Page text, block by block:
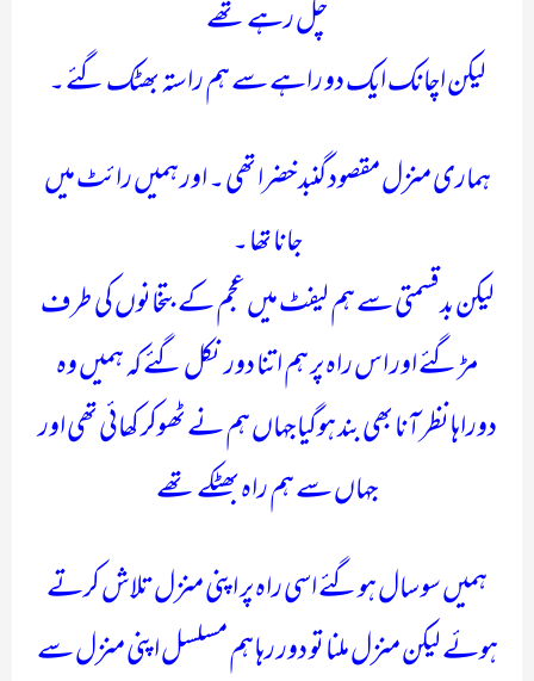
چل رہے تھے
لیکن اچانک ایک دو راہے سے ہم راستہ بھٹک گئے ۔
ہماری منزل مقصود گنبد خضرا تھی ۔ اور ہمیں رائٹ میں
جانا تھا ۔
لیکن بدقسمتی سے ہم لیفٹ میں عجم کے بتخانوں کی طرف
مڑ گئے اور اس راہ پر ہم اتنا دور نکل گئے کہ ہمیں وہ
دوراہا نظر آنا بھی بند ہوگیا جہاں ہم نے ٹھوکر کھائی تھی اور
جہاں سے ہم راہ بھٹکے تھے
ہمیں سو سال ہوگئے اسی راہ پر اپنی منزل تلاش کرتے
ہوئے لیکن منزل ملنا تو دور رہا ہم مسلسل اپنی منزل سے